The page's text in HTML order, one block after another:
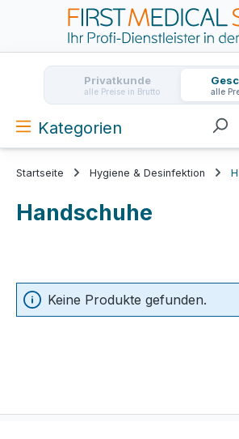
Zum Hauptinhalt springen
Privatkunde
alle Preise in Brutto alle
Kategorien
Startseite Hygiene & Desinfektion
Handschuhe
Keine Produkte gefunden.